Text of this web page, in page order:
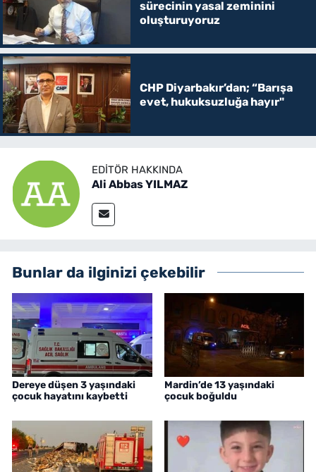
sürecinin yasal zeminini
oluşturuyoruz
CHP Diyarbakır’dan; “Barışa
evet, hukuksuzluğa hayır"
EDITÖR HAKKINDA
Ali Abbas YILMAZ
Bunlar da ilginizi çekebilir
Dereye düşen 3 yaşındaki
çocuk hayatını kaybetti
Mardin’de 13 yaşındaki
çocuk boğuldu